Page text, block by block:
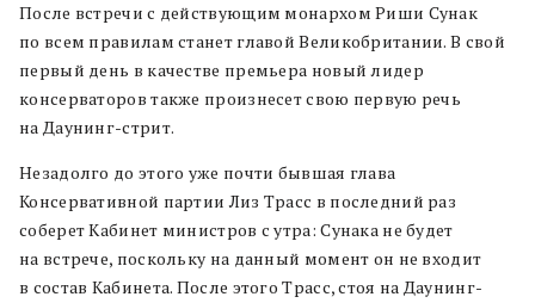
После встречи с действующим монархом Риши Сунак
по всем правилам станет главой Великобритании. В свой
первый день в качестве премьера новый лидер
консерваторов также произнесет свою первую речь
на Даунинг-стрит.
Незадолго до этого уже почти бывшая глава
Консервативной партии Лиз Трасс в последний раз
соберет Кабинет министров с утра: Сунака не будет
на встрече, поскольку на данный момент он не входит
в состав Кабинета. После этого Трасс, стоя на Даунинг-